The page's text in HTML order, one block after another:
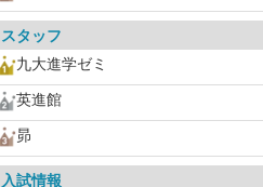
スタッフ
九大進学ゼミ
英進館
昴
入試情報